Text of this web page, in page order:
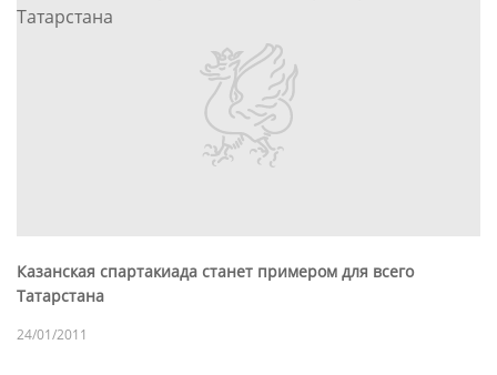
Казанская спартакиада станет примером для всего
Татарстана
24/01/2011